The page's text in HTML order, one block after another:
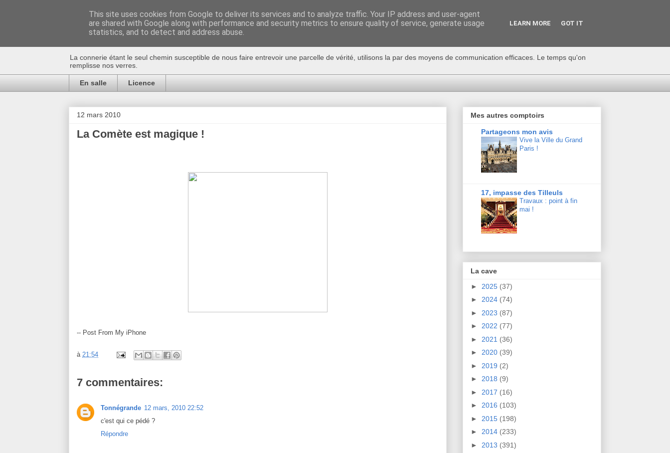
Au bistro !
La connerie étant le seul chemin susceptible de nous faire entrevoir une parcelle de vérité, utilisons la par des moyens de communication efficaces. Le temps qu'on
remplisse nos verres.
En salle Licence
12 mars 2010
La Comète est magique !
-- Post From My iPhone
à 21:54
7 commentaires:
Tonnégrande 12 mars, 2010 22:52
c'est qui ce pédé ?
Répondre
Mes autres comptoirs
Partageons mon avis
Vive la Ville du Grand
Paris !
17, impasse des Tilleuls
Travaux : point à fin
mai !
La cave
► 2025 (37)
► 2024 (74)
► 2023 (87)
► 2022 (77)
► 2021 (36)
► 2020 (39)
► 2019 (2)
► 2018 (9)
► 2017 (16)
► 2016 (103)
► 2015 (198)
► 2014 (233)
► 2013 (391)
This site uses cookies from Google to deliver its services and to analyze traffic. Your IP address and user-agent
are shared with Google along with performance and security metrics to ensure quality of service, generate usage
statistics, and to detect and address abuse.
LEARN MORE GOT IT